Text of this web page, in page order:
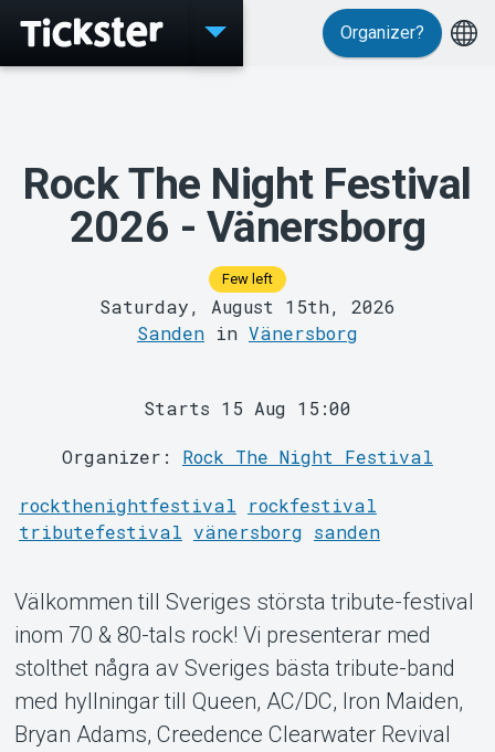
MyTickster
Support
Organizer?
Rock The Night Festival
2026 - Vänersborg
Few left
Saturday, August 15th, 2026
Sanden in Vänersborg
Starts 15 Aug 15:00
Organizer: Rock The Night Festival
rockthenightfestival
rockfestival
tributefestival vänersborg sanden
Välkommen till Sveriges största tribute-festival
inom 70 & 80-tals rock! Vi presenterar med
stolthet några av Sveriges bästa tribute-band
med hyllningar till Queen, AC/DC, Iron Maiden,
Bryan Adams, Creedence Clearwater Revival